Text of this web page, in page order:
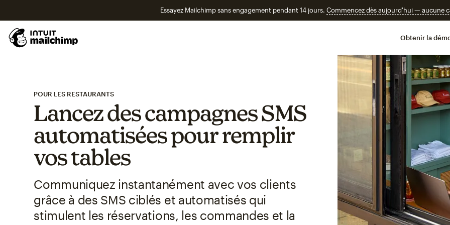
Essayez Mailchimp sans engagement pendant 14 jours. Commencez dès aujourd'hui — aucune
Obtenir la
POUR LES RESTAURANTS
Lancez des campagnes SMS
automatisées pour remplir
vos tables
Communiquez instantanément avec vos clients
grâce à des SMS ciblés et automatisés qui
stimulent les réservations, les commandes et la